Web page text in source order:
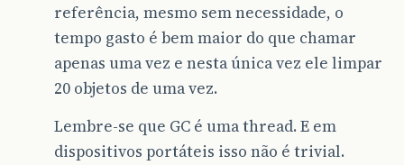
referência, mesmo sem necessidade, o
tempo gasto é bem maior do que chamar
apenas uma vez e nesta única vez ele limpar
20 objetos de uma vez.
Lembre-se que GC é uma thread. E em
dispositivos portáteis isso não é trivial.